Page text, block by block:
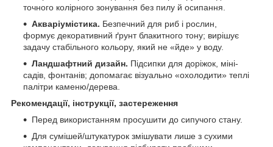
точного колірного зонування без пилу й осипання.
Акваріумістика. Безпечний для риб і рослин,
формує декоративний ґрунт блакитного тону; вирішує
задачу стабільного кольору, який не «йде» у воду.
Ландшафтний дизайн. Підсипки для доріжок, міні-
садів, фонтанів; допомагає візуально «охолодити» теплі
палітри каменю/дерева.
Рекомендації, інструкції, застереження
Перед використанням просушити до сипучого стану.
Для сумішей/штукатурок змішувати лише з сухими